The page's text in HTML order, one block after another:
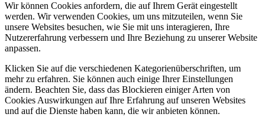
Wir können Cookies anfordern, die auf Ihrem Gerät eingestellt
werden. Wir verwenden Cookies, um uns mitzuteilen, wenn Sie
unsere Websites besuchen, wie Sie mit uns interagieren, Ihre
Nutzererfahrung verbessern und Ihre Beziehung zu unserer Website
anpassen.
Klicken Sie auf die verschiedenen Kategorienüberschriften, um
mehr zu erfahren. Sie können auch einige Ihrer Einstellungen
ändern. Beachten Sie, dass das Blockieren einiger Arten von
Cookies Auswirkungen auf Ihre Erfahrung auf unseren Websites
und auf die Dienste haben kann, die wir anbieten können.